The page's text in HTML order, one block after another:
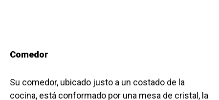
Comedor
Su comedor, ubicado justo a un costado de la
cocina, está conformado por una mesa de cristal, la